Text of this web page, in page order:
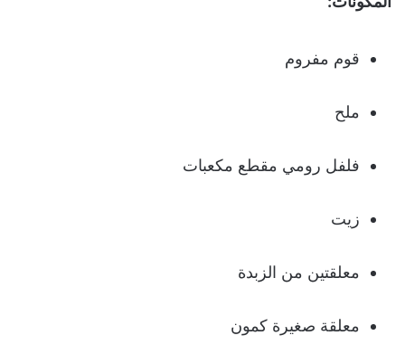
قوم مفروم
ملح
فلفل رومي مقطع مكعبات
زيت
معلقتين من الزبدة
معلقة صغيرة كمون